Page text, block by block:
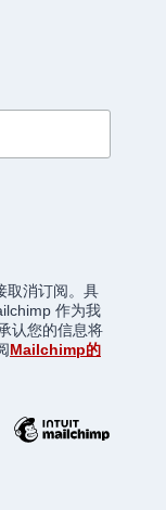
取消订阅。具
作为我
认您的信息将
Mailchimp的